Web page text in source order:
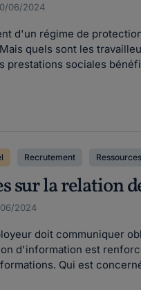
06/2024
d'un régime de
quels sont les
prestations sociales
Recrutement
sur la relation
2024
doit communiquer
d'information est
Qui est